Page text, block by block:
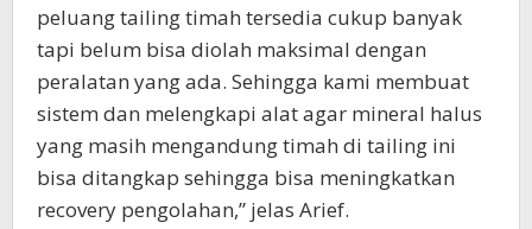
peluang tailing timah tersedia cukup banyak
tapi belum bisa diolah maksimal dengan
peralatan yang ada. Sehingga kami membuat
sistem dan melengkapi alat agar mineral halus
yang masih mengandung timah di tailing ini
bisa ditangkap sehingga bisa meningkatkan
recovery pengolahan,” jelas Arief.